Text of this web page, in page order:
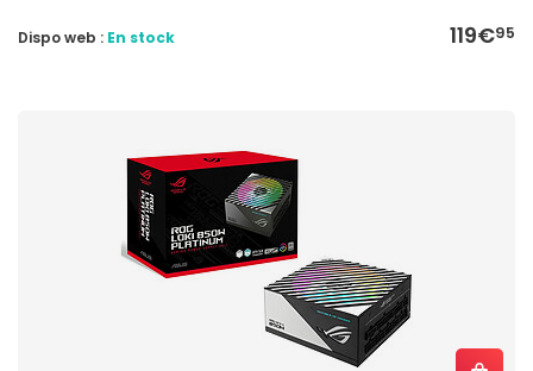
119€95
Dispo web : En stock